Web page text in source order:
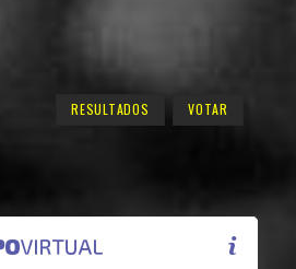
RESULTADOS